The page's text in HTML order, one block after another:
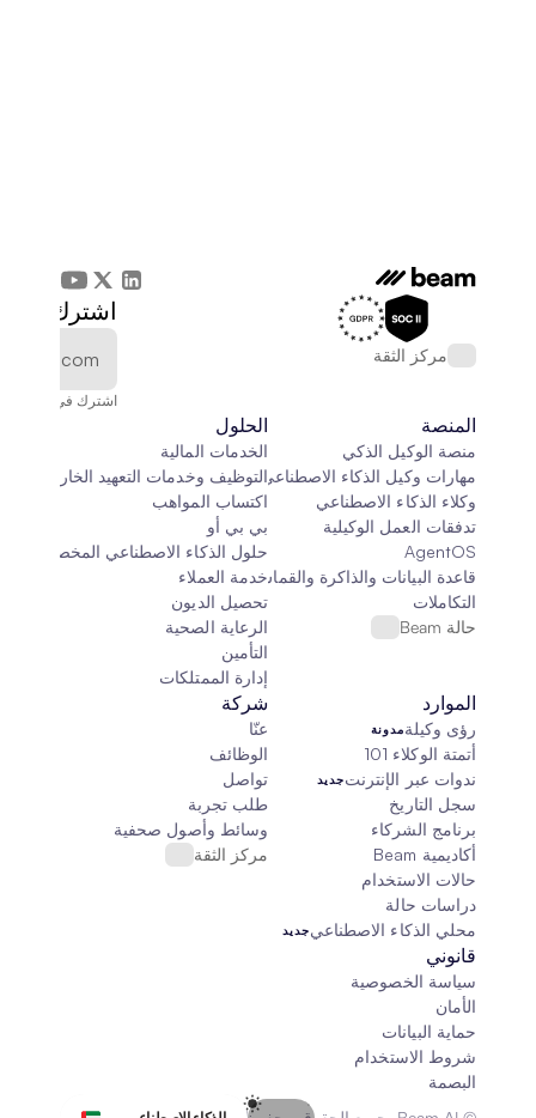
مركز الثقة
اشترك في
اشترك في النشرة
المنصة
منصة الوكيل الذكي
مهارات وكيل الذكاء الاصطناعي
وكلاء الذكاء الاصطناعي
تدفقات العمل الوكيلية
AgentOS
قاعدة البيانات والذاكرة والقماش
التكاملات
حالة Beam
الحلول
الخدمات المالية
التوظيف وخدمات التعهيد الخارجي
اكتساب المواهب
بي بي أو
حلول الذكاء الاصطناعي المخصصة
خدمة العملاء
تحصيل الديون
الرعاية الصحية
التأمين
إدارة الممتلكات
الموارد
رؤى وكيلةمدونة
أتمتة الوكلاء 101
ندوات عبر الإنترنتجديد
سجل التاريخ
برنامج الشركاء
أكاديمية Beam
حالات الاستخدام
دراسات حالة
محلي الذكاء الاصطناعيجديد
شركة
عنّا
الوظائف
تواصل
طلب تجربة
وسائط وأصول صحفية
مركز الثقة
قانوني
سياسة الخصوصية
الأمان
حماية البيانات
شروط الاستخدام
البصمة
Select Language